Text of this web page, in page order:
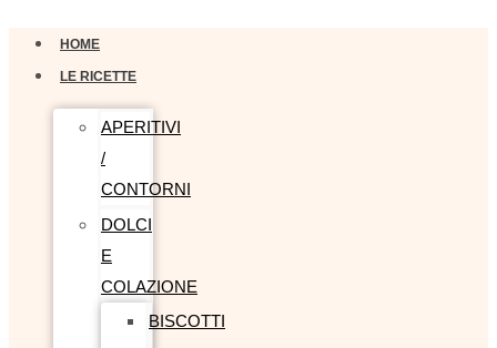
HOME
LE RICETTE
APERITIVI
/
CONTORNI
DOLCI
E
COLAZIONE
BISCOTTI